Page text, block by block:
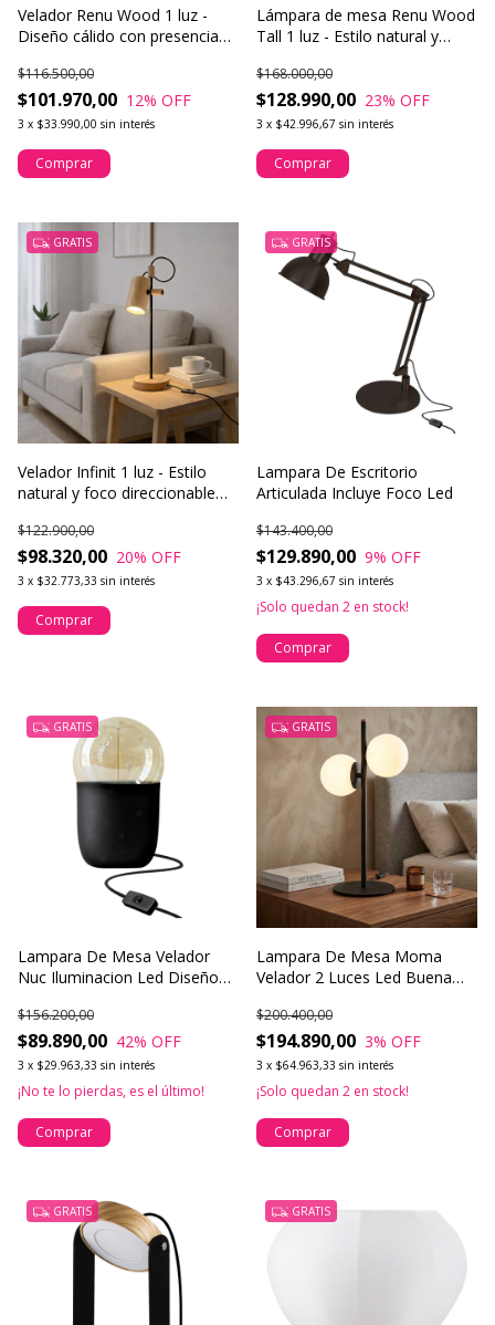
Velador Renu Wood 1 luz -
Diseño cálido con presencia
$101.970,00
$116.500,00
12% OFF
3 x $33.990,00 sin interés
Comprar
Lámpara de mesa Renu Wood
Tall 1 luz - Estilo natural y
$128.990,00
$168.000,00
23% OFF
3 x $42.996,67 sin interés
Comprar
GRATIS
Velador Infinit 1 luz - Estilo
natural y foco direccionable
$98.320,00
$122.900,00
20% OFF
3 x $32.773,33 sin interés
Comprar
GRATIS
Lampara De Escritorio
Articulada Incluye Foco Led
$129.890,00
$143.400,00
9% OFF
3 x $43.296,67 sin interés
¡Solo quedan 2 en stock!
Comprar
GRATIS
Lampara De Mesa Velador
Nuc Iluminacion Led Diseño
$89.890,00
$156.200,00
42% OFF
3 x $29.963,33 sin interés
¡No te lo pierdas, es el último!
Comprar
GRATIS
Lampara De Mesa Moma
Velador 2 Luces Led Buena
$194.890,00
$200.400,00
3% OFF
3 x $64.963,33 sin interés
¡Solo quedan 2 en stock!
Comprar
GRATIS GRATIS